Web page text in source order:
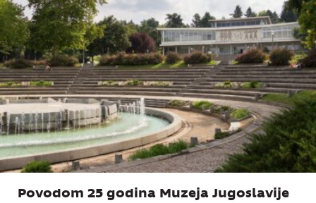
Povodom 25 godina Muzeja Jugoslavije